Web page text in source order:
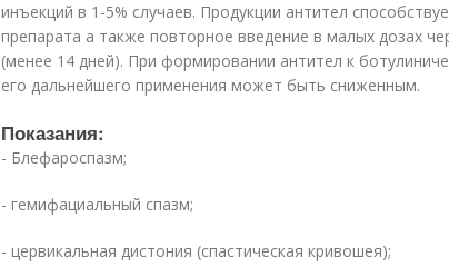
инъекций в 1-5% случаев. Продукции антител
препарата а также повторное введение в малых дозах
(менее 14 дней). При формировании антител к
его дальнейшего применения может быть сниженным.
Показания:
- Блефароспазм;
- гемифациальный спазм;
- цервикальная дистония (спастическая кривошея);